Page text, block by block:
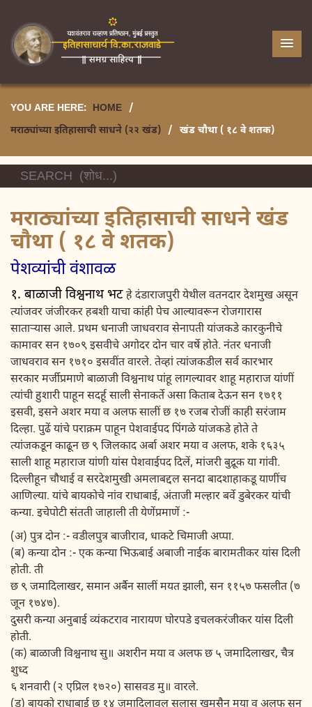
YOU ARE HERE: HOME /
मराठ्यांच्या इतिहासाची साधने (२२ खंड) / खंड चौथा ( १८ वे शतक)
मराठ्यांच्या इतिहासाची साधने खंड
चौथा ( १८ वे शतक)
पेशव्यांची वंशावळ
१. बाळाजी विश्वनाथ भटहे दंडाराजपुरी येथील वतनदार देशमुख असून
त्यांजवर जंजीरकर हबशी याचा कांही पेच आल्यावरून रोजगारास
साताऱ्यास आले. प्रथम धनाजीजाधवराव सेनापती यांजकडे कारकुनीचे
कामावर सन १७०९ इसवीचे अगोदर दोन चार वर्षे होते. नंतर धनाजी
जाधवराव सन १७१० इसवींत वारले. तेव्हां त्यांजकडील सर्व कारभार
सरकार मर्जीप्रमाणे बाळाजी विश्वनाथ पांहू लागल्यावर शाहू महाराज यांणीं
त्यांची हुशारी पाहून सदर्हू साली सेनाकर्ते असा किताब देऊन सन १७११
इसवी, इसने अशर मया व अलफ सालीं छ १७ रजब रोजीं काही सरंजाम
दिल्हा. पुढें यांचे पराक्रम पाहून पेशवाईपद पिंगळे यांजकडे होते ते
त्यांजकडून काढून छ ९ जिलकाद अर्बा अशर मया व अलफ, शके १६३५
साली शाहू महाराज यांणी यांस पेशवाईपद दिलें, मांजरी बुद्रूक या गांवी.
दिल्लीहून चौथाई व सरदेशमुखी अमलाबद्दल सनदा बादशाहाकडू याणींच
आणिल्या. यांचे बायकोचे नांव राधाबाई, अंताजी मल्हार बर्वे डुबेरकर यांची
कन्या. इचेपोटी संतती जाहाली ती येणेंप्रमाणें :-
(अ) पुत्र दोन :- वडीलपुत्र बाजीराव, धाकटे चिमाजी अप्पा.
(ब) कन्या दोन :- एक कन्या भिऊबाई अबाजी नाईक बारामतीकर यांस दिली
होती. ती
छ ९ जमादिलाखर, समान अर्बैन सालीं मयत झाली, सन ११५७ फसलीत (७
जून १७४७).
दुसरी कन्या अनुबाई व्यंकटराव नारायण घोरपडे इचलकरंजीकर यांस दिली
होती.
(क) बाळाजी विश्वनाथ सु॥ अशरीन मया व अलफ छ ५ जमादिलाखर, चैत्र
शुध्द
६ शनवारी (२ एप्रिल १७२०) सासवड मु॥ वारले.